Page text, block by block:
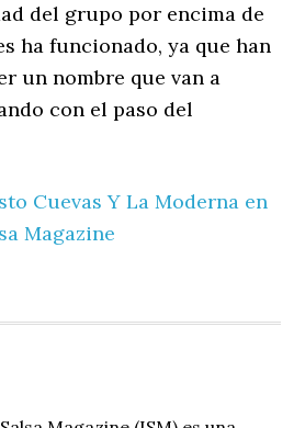
del grupo por encima de
ha funcionado, ya que han
un nombre que van a
con el paso del
Cuevas Y La Moderna en
Magazine